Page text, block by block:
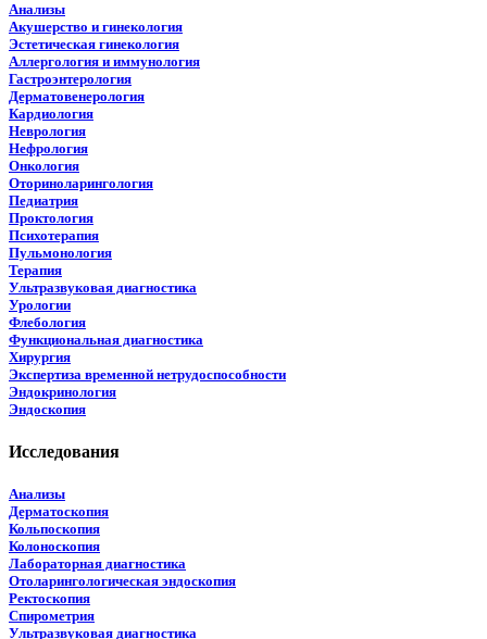
Анализы
Акушерство и гинекология
Эстетическая гинекология
Аллергология и иммунология
Гастроэнтерология
Дерматовенерология
Кардиология
Неврология
Нефрология
Онкология
Оториноларингология
Педиатрия
Проктология
Психотерапия
Пульмонология
Терапия
Ультразвуковая диагностика
Урологии
Флебология
Функциональная диагностика
Хирургия
Экспертиза временной нетрудоспособности
Эндокринология
Эндоскопия
Исследования
Анализы
Дерматоскопия
Кольпоскопия
Колоноскопия
Лабораторная диагностика
Отоларингологическая эндоскопия
Ректоскопия
Спирометрия
Ультразвуковая диагностика